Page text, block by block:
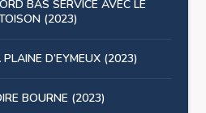
BAS SERVICE AVEC LE
(2023)
D’EYMEUX (2023)
BOURNE (2023)